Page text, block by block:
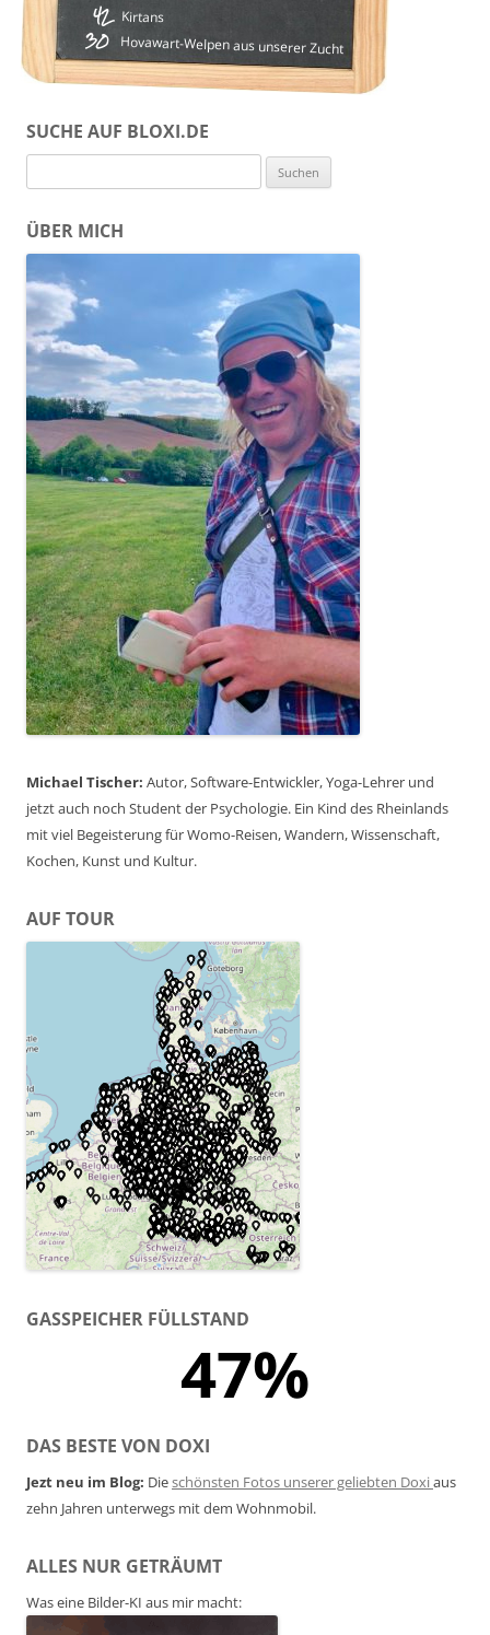
42 Kirtans
30 Hovawart-Welpen aus unserer Zucht
SUCHE AUF BLOXI.DE
nach:
ÜBER MICH
Michael Tischer: Autor, Software-Entwickler, Yoga-Lehrer und
jetzt auch noch Student der Psychologie. Ein Kind des Rheinlands
mit viel Begeisterung für Womo-Reisen, Wandern, Wissenschaft,
Kochen, Kunst und Kultur.
AUF TOUR
GASSPEICHER FÜLLSTAND
47%
DAS BESTE VON DOXI
Jezt neu im Blog: Dieschönsten Fotos unserer geliebten Doxiaus
zehn Jahren unterwegs mit dem Wohnmobil.
ALLES NUR GETRÄUMT
Was eine Bilder-KI aus mir macht: